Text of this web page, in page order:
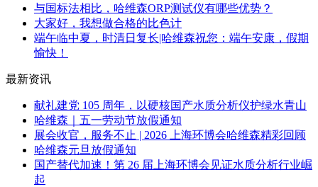
与国标法相比，哈维森ORP测试仪有哪些优势？
大家好，我想做合格的比色计
​端午临中夏，时清日复长|哈维森祝您：端午安康，假期
愉快！
最新资讯
献礼建党 105 周年，以硬核国产水质分析仪护绿水青山
哈维森｜五一劳动节放假通知
展会收官，服务不止 | 2026 上海环博会哈维森精彩回顾
哈维森元旦放假通知
国产替代加速！第 26 届上海环博会见证水质分析行业崛
起